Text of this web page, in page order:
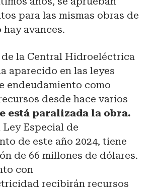
para las mismas obras de
avances.
de la Central Hidroeléctrica
aparecido en las leyes
endeudamiento como
desde hace varios
está paralizada la obra.
Especial de
de este año 2024, tiene
de 66 millones de dólares.
con
recibirán recursos